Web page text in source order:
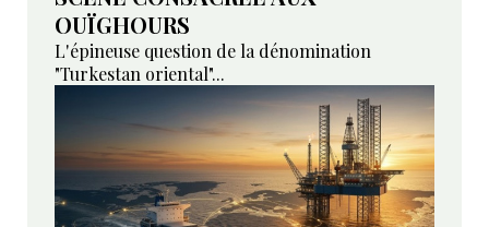
OUÏGHOURS
L'épineuse question de la dénomination
"Turkestan oriental"...